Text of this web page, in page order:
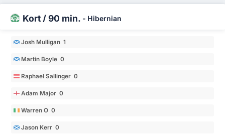
Kort / 90 min. - Hibernian
Josh Mulligan 1
Martin Boyle 0
Raphael Sallinger 0
Adam Major 0
Warren O 0
Jason Kerr 0